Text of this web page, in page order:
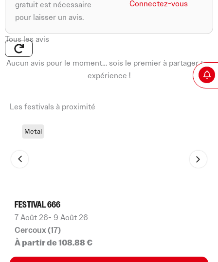
gratuit est nécessaire
pour laisser un avis.
Connectez-vous
Tous les avis
Aucun avis pour le moment… sois le premier à partager ton
expérience !
Les festivals à proximité
Metal
FESTIVAL 666
7 Août 26- 9 Août 26
Cercoux (17)
À partir de 108.88 €